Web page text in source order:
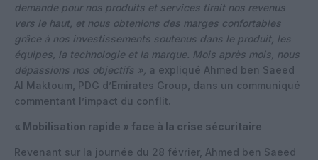
demande pour nos produits et services tirait nos revenus
vers le haut, et nous obtenions des marges confortables
grâce à nos investissements soutenus dans le produit, les
équipes, la technologie et la marque. Mois après mois, nous
dépassions nos objectifs », a expliqué Ahmed ben Saeed
Al Maktoum, PDG d’Emirates Group, dans un communiqué
commentant l’impact du conflit.
« Mobilisation rapide » face à la crise sécuritaire
Revenant sur la journée du 28 février, Ahmed ben Saeed